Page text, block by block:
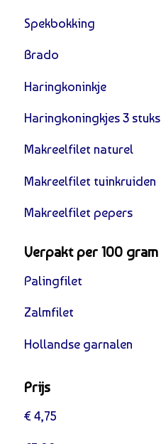
Spekbokking
Brado
Haringkoninkje
Haringkoningkjes 3 stuks
Makreelfilet naturel
Makreelfilet tuinkruiden
Makreelfilet pepers
Verpakt per 100 gram
Palingfilet
Zalmfilet
Hollandse garnalen
Prijs
€ 4,75